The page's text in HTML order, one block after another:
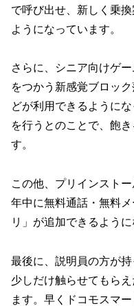
で呼び出せ、新しく乗
ようになっています。
さらに、シニア向けゲ
をつかう新感覚ブロッ
どが利用できるように
を行うとのことで、飽
す。
この他、プリインスト
年中に無料通話・無料
リ」が追加できるよう
最後に、説明員の方が
少しだけ触らせてもら
ます。早くドコモスマ